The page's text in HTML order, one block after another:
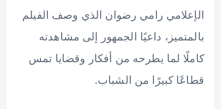
رامي رضوان الذي وصف الفيلم
داعيًا الجمهور إلى مشاهدته
لما يطرحه من أفكار وقضايا تمس
كبيرًا من الشباب.